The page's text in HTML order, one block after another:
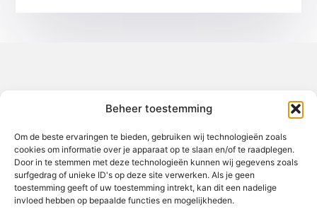
Beheer toestemming
Om de beste ervaringen te bieden, gebruiken wij technologieën zoals
cookies om informatie over je apparaat op te slaan en/of te raadplegen.
Door in te stemmen met deze technologieën kunnen wij gegevens zoals
surfgedrag of unieke ID's op deze site verwerken. Als je geen
toestemming geeft of uw toestemming intrekt, kan dit een nadelige
invloed hebben op bepaalde functies en mogelijkheden.
Jouw gids voor inspiratie en tips uit het dagelijks leven.
Ontdek een brede verzameling blogs en artikelen die je helpen
om het meeste uit elke dag te halen, met praktische adviezen
en verrassende inzichten.
Bericht categorie